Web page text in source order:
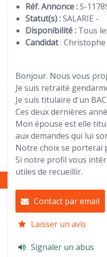
Réf. Annonce :S-
Statut(s) :SALARIE -
Disponibilité :Tous
Candidat: Christophe
Bonjour. Nous vous
Je suis retraité
Je suis titulaire d'un
Ces deux dernières
Mon épouse est elle
aux demandes qui lui
Notre choix se porterai
Si notre profil vous
utiles de recueillir.
Contact par email
Laisser un avis
Signaler un abus